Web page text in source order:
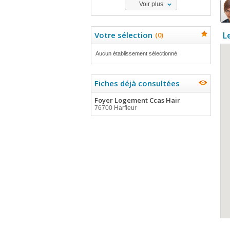
Voir plus
Votre sélection (0)
Aucun établissement sélectionné
Fiches déjà consultées
Foyer Logement Ccas Hair
76700 Harfleur